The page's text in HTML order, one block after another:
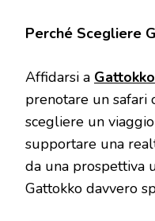
Perché Scegliere
Affidarsi a Gattokko
prenotare un safari
scegliere un
supportare una
da una prospettiva
Gattokko davvero